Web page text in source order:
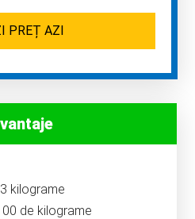
PREȚ AZI
kilograme
de kilograme